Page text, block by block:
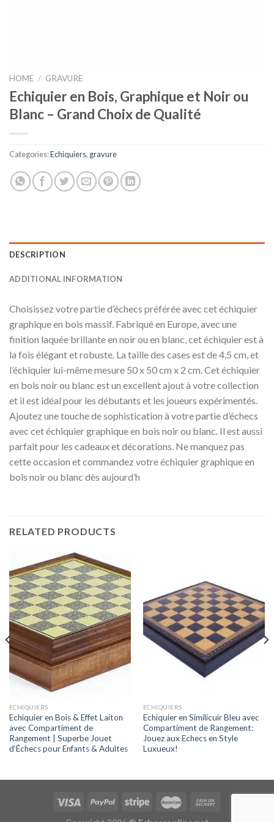
HOME / GRAVURE
Echiquier en Bois, Graphique et Noir ou
Blanc – Grand Choix de Qualité
Categories:Echiquiers, gravure
DESCRIPTION
ADDITIONAL INFORMATION
Choisissez votre partie d’échecs préférée avec cet échiquier
graphique en bois massif. Fabriqué en Europe, avec une
finition laquée brillante en noir ou en blanc, cet échiquier est à
la fois élégant et robuste. La taille des cases est de 4,5 cm, et
l’échiquier lui-même mesure 50 x 50 cm x 2 cm. Cet échiquier
en bois noir ou blanc est un excellent ajout à votre collection
et il est idéal pour les débutants et les joueurs expérimentés.
Ajoutez une touche de sophistication à votre partie d’échecs
avec cet échiquier graphique en bois noir ou blanc. Il est aussi
parfait pour les cadeaux et décorations. Ne manquez pas
cette occasion et commandez votre échiquier graphique en
bois noir ou blanc dès aujourd’h
RELATED PRODUCTS
ECHIQUIERS
Echiquier en Bois & Effet Laiton
avec Compartiment de
Rangement | Superbe Jouet
d’Échecs pour Enfants & Adultes
ECHIQUIERS
Echiquier en Similicuir Bleu avec
Compartiment de Rangement:
Jouez aux Echecs en Style
Luxueux!